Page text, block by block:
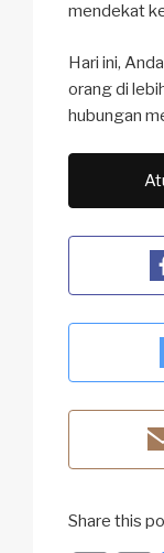
mendekat
Hari ini,
orang di
hubungan
Share this